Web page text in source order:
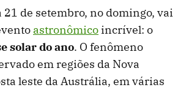
de setembro, no domingo, vai
astronômico incrível: o
solar do ano. O fenômeno
em regiões da Nova
leste da Austrália, em várias